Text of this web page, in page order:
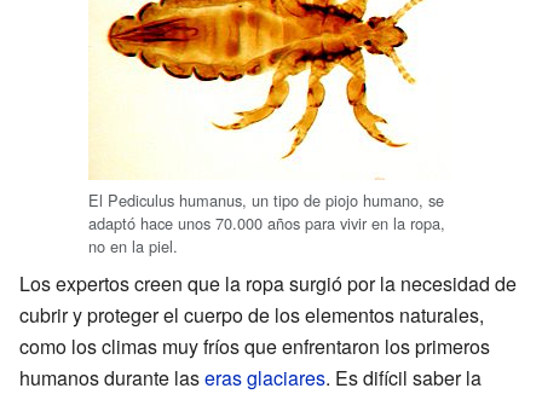
El Pediculus humanus, un tipo de piojo humano, se
adaptó hace unos 70.000 años para vivir en la ropa,
no en la piel.
Los expertos creen que la ropa surgió por la necesidad de
cubrir y proteger el cuerpo de los elementos naturales,
como los climas muy fríos que enfrentaron los primeros
humanos durante laseras glaciares. Es difícil saber la